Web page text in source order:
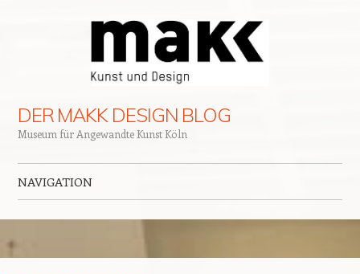
DER MAKK DESIGN BLOG
Museum für Angewandte Kunst Köln
NAVIGATION